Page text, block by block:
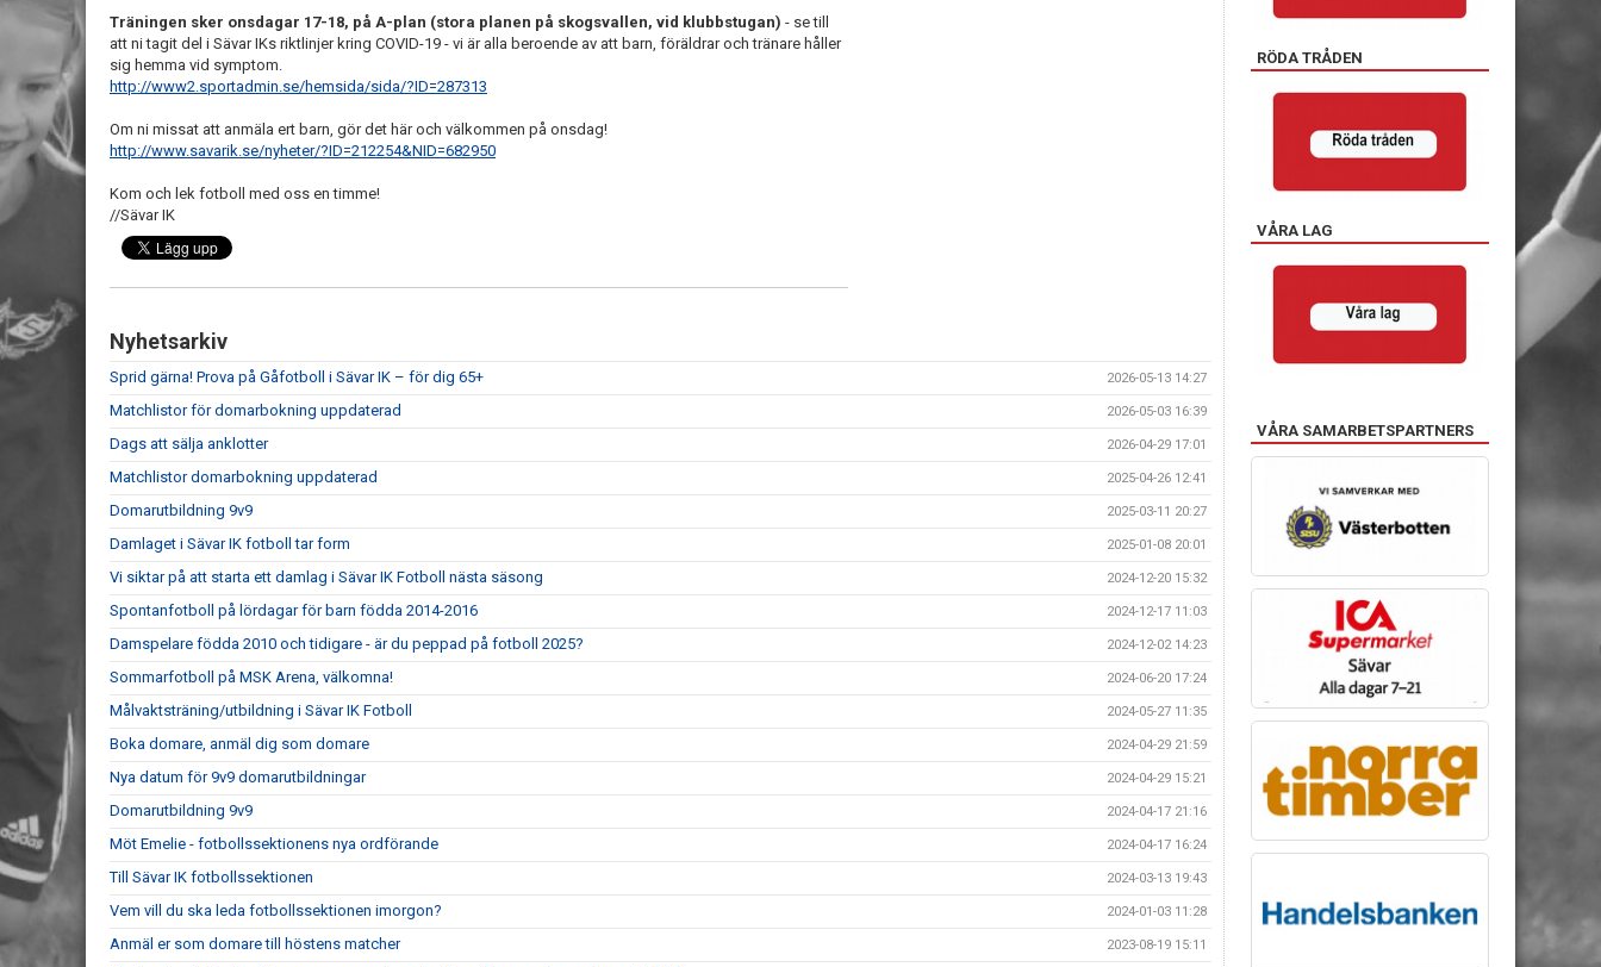
Träningen sker onsdagar 17-18, på A-plan (stora planen på skogsvallen, vid klubbstugan) - se till
att ni tagit del i Sävar IKs riktlinjer kring COVID-19 - vi är alla beroende av att barn, föräldrar och tränare håller
sig hemma vid symptom.
http://www2.sportadmin.se/hemsida/sida/?ID=287313
Om ni missat att anmäla ert barn, gör det här och välkommen på onsdag!
http://www.savarik.se/nyheter/?ID=212254&NID=682950
Kom och lek fotboll med oss en timme!
//Sävar IK
Nyhetsarkiv
Sprid gärna! Prova på Gåfotboll i Sävar IK – för dig 65+ 2026-05-13 14:27
Matchlistor för domarbokning uppdaterad 2026-05-03 16:39
Dags att sälja anklotter 2026-04-29 17:01
Matchlistor domarbokning uppdaterad 2025-04-26 12:41
Domarutbildning 9v9 2025-03-11 20:27
Damlaget i Sävar IK fotboll tar form 2025-01-08 20:01
Vi siktar på att starta ett damlag i Sävar IK Fotboll nästa säsong 2024-12-20 15:32
Spontanfotboll på lördagar för barn födda 2014-2016 2024-12-17 11:03
Damspelare födda 2010 och tidigare - är du peppad på fotboll 2025? 2024-12-02 14:23
Sommarfotboll på MSK Arena, välkomna! 2024-06-20 17:24
Målvaktsträning/utbildning i Sävar IK Fotboll 2024-05-27 11:35
Boka domare, anmäl dig som domare 2024-04-29 21:59
Nya datum för 9v9 domarutbildningar 2024-04-29 15:21
Domarutbildning 9v9 2024-04-17 21:16
Möt Emelie - fotbollssektionens nya ordförande 2024-04-17 16:24
Till Sävar IK fotbollssektionen 2024-03-13 19:43
Vem vill du ska leda fotbollssektionen imorgon? 2024-01-03 11:28
Anmäl er som domare till höstens matcher 2023-08-19 15:11
RÖDA TRÅDEN
VÅRA LAG
VÅRA SAMARBETSPARTNERS